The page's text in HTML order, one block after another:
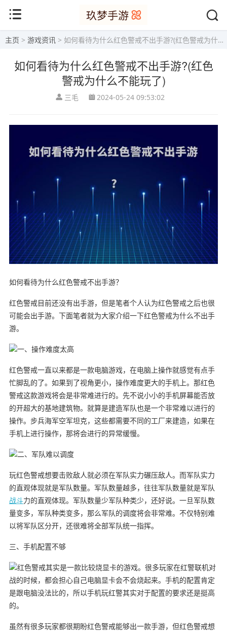
主页 > 游戏资讯 > 如何看待为什么红色警戒不出手游?(红色警戒为什么不能玩了)
如何看待为什么红色警戒不出手游?(红色
警戒为什么不能玩了)
三毛 2024-05-24 09:53:02
如何看待为什么红色警戒不出手游？
红色警戒目前还没有出手游，但是笔者个人认为红色警戒之后也很
可能会出手游。下面笔者就为大家介绍一下红色警戒为什么不出手
游。
一、操作难度太高
红色警戒一直以来都是一款电脑游戏，在电脑上操作就感觉有点手
忙脚乱的了。如果到了视角更小，操作难度更大的手机上。那红色
警戒这款游戏将会是非常难进行的。先不说小小的手机屏幕能否放
的开超大的基地建筑物。就算是建造军队也是一个非常难以进行的
操作。步兵海军空军坦克，这些都需要不同的工厂来建造，如果在
手机上进行操作，那将会进行的异常缓慢。
二、军队难以调度
玩红色警戒想要击败敌人就必须在军队实力碾压敌人。而军队实力
的直观体现就是军队数量。军队数量越多，往往军队数量就是军队
战斗力的直观体现。军队数量少军队种类少，还好说。一旦军队数
量变多，军队种类变多，那么军队的调度将会非常难。不仅特别难
以将军队区分开，还很难将全部军队统一指挥。
三、手机配置不够
红色警戒其实是一款比较烧显卡的游戏。很多玩家在红警联机对
战的时候，都会担心自己电脑显卡会不会烧起来。手机的配置肯定
是跟电脑没法比的，所以手机玩红警其实对于配置的要求还是挺高
的。
虽然有很多玩家都很期盼红色警戒能够出一款手游，但红色警戒想